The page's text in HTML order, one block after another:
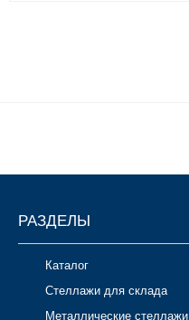
РАЗДЕЛЫ
Каталог
Стеллажи для склада
Металлические стеллажи